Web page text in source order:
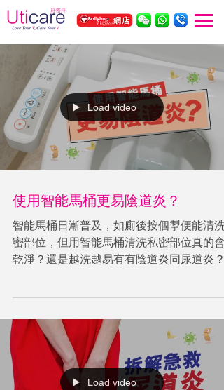
Load video
使用智能馬桶更易陰道炎？
智能馬桶日漸普及，如廁後按個掣便能清洗
密部位，但用智能馬桶清洗私密部位真的會
乾淨？還是越洗越易有有陰道炎同尿道炎？
Load video